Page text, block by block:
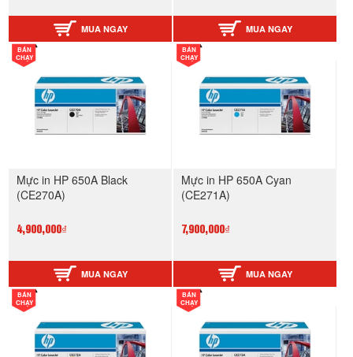
MUA NGAY MUA NGAY
BÁN
CHẠY
Mực in HP 650A Black
(CE270A)
4,900,000₫
MUA NGAY
BÁN
CHẠY
Mực in HP 650A Cyan
(CE271A)
7,900,000₫
MUA NGAY
BÁN
CHẠY
BÁN
CHẠY